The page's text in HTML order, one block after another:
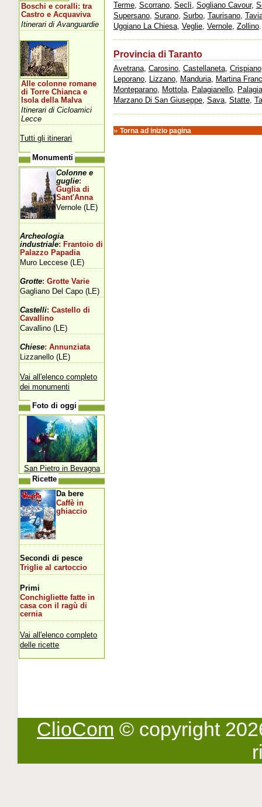
Terme, Scorrano, Seclì, Sogliano Cavour,
Supersano, Surano, Surbo, Taurisano,
Uggiano La Chiesa, Veglie, Vernole, Zollino.
Provincia di Taranto
Avetrana, Carosino, Castellaneta, Crispiano
Leporano, Lizzano, Manduria, Martina
Monteparano, Mottola, Palagianello,
Marzano Di San Giuseppe, Sava, Statte,
» Torna ad inizio pagina
Boschi e coralli: tra
Castro e Acquaviva
Itinerari di Avanguardie
Alle colonne romane
di Torre Chianca e
Isola della Malva
Itinerari di Cicloamici
Lecce
Tutti gli itinerari
Monumenti
Colonne e
guglie:
Guglia di
Sant'Anna
Vernole (LE)
Archeologia
industriale: Frantoio di
Palazzo Papadia
Muro Leccese (LE)
Grotte: Grotte Varie
Gagliano Del Capo (LE)
Castelli: Castello di
Cavallino
Cavallino (LE)
Chiese: Annunziata
Lizzanello (LE)
Vai all'elenco completo
dei monumenti
Foto di oggi
San Pietro in Bevagna
Ricette
Da bere
Caffè in
ghiaccio
Secondi di pesce
Triglie al cartoccio
Primi
Conchigliette fatte in
casa con il ragù di
cernia
Vai all'elenco completo
delle ricette
ClioCom © copyright